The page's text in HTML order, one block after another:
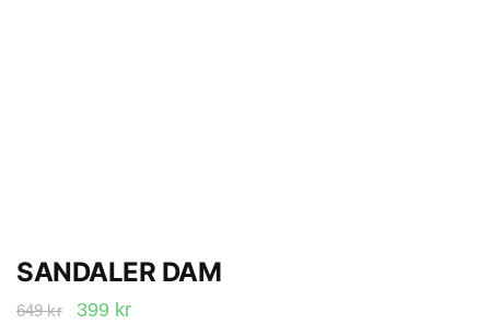
SANDALER DAM
649kr
Det
399 krDet